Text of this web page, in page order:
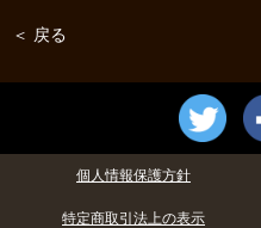
＜ 戻る
個人情報保護方針
特定商取引法上の表示